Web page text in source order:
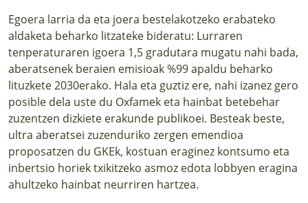
Egoera larria da eta joera bestelakotzeko erabateko
aldaketa beharko litzateke bideratu: Lurraren
tenperaturaren igoera 1,5 gradutara mugatu nahi bada,
aberatsenek beraien emisioak %99 apaldu beharko
lituzkete 2030erako. Hala eta guztiz ere, nahi izanez gero
posible dela uste du Oxfamek eta hainbat betebehar
zuzentzen dizkiete erakunde publikoei. Besteak beste,
ultra aberatsei zuzenduriko zergen emendioa
proposatzen du GKEk, kostuan eraginez kontsumo eta
inbertsio horiek txikitzeko asmoz edota lobbyen eragina
ahultzeko hainbat neurriren hartzea.